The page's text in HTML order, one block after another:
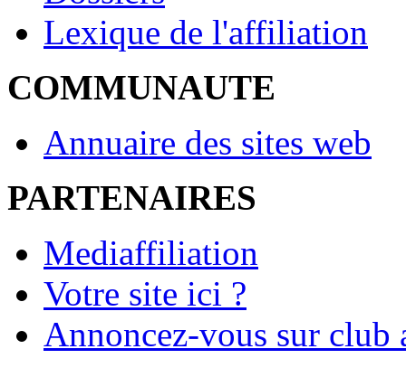
Lexique de l'affiliation
COMMUNAUTE
Annuaire des sites web
PARTENAIRES
Mediaffiliation
Votre site ici ?
Annoncez-vous sur